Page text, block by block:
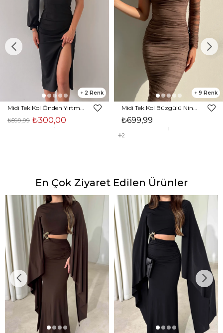
2
₺300,00
₺599,99
9
₺699,99
2
En Çok Ziyaret Edilen Ürünler